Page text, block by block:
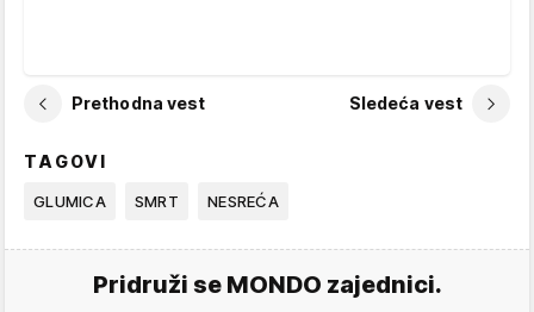
Prethodna vest Sledeća vest
TAGOVI
GLUMICA SMRT NESREĆA
Pridruži se MONDO zajednici.